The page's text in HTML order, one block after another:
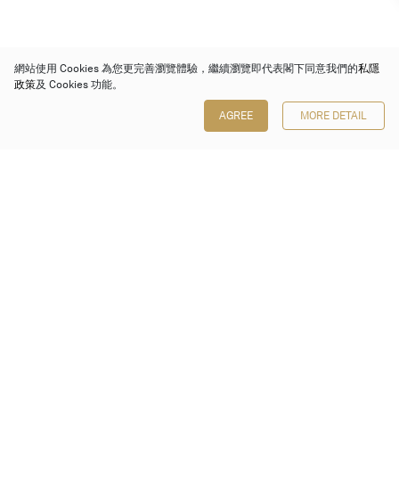
網站使用 Cookies 為您更完善瀏覽體驗，繼續瀏覽即代表閣下同意我們的私隱
政策及 Cookies 功能。
AGREE MORE DETAIL